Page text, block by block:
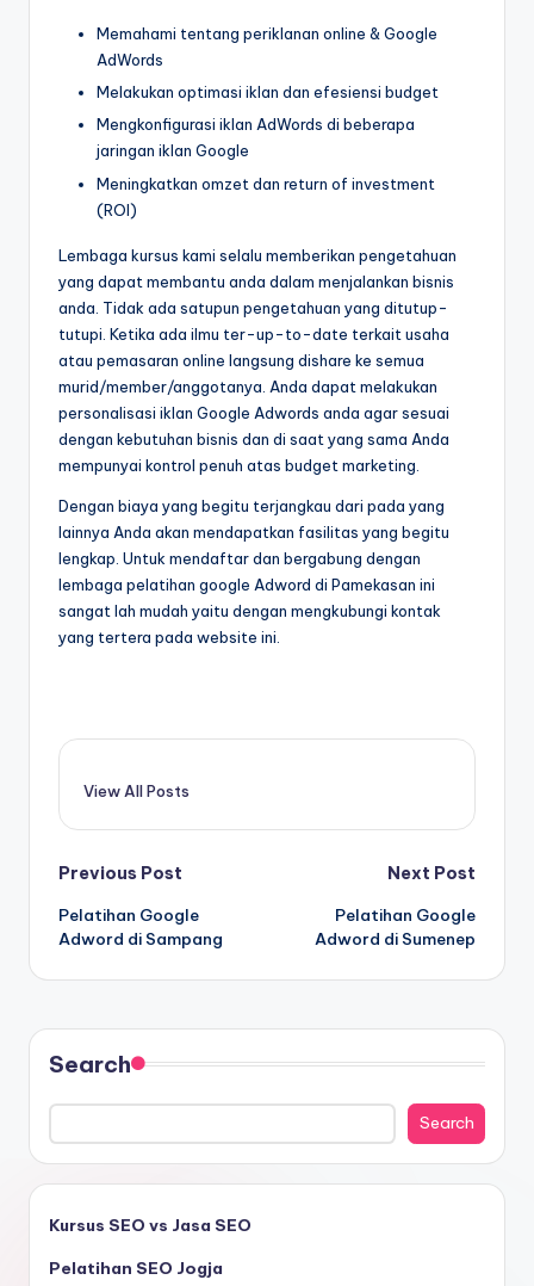
Memahami tentang periklanan online & Google
AdWords
Melakukan optimasi iklan dan efesiensi budget
Mengkonfigurasi iklan AdWords di beberapa
jaringan iklan Google
Meningkatkan omzet dan return of investment
(ROI)
Lembaga kursus kami selalu memberikan pengetahuan
yang dapat membantu anda dalam menjalankan bisnis
anda. Tidak ada satupun pengetahuan yang ditutup-
tutupi. Ketika ada ilmu ter-up-to-date terkait usaha
atau pemasaran online langsung dishare ke semua
murid/member/anggotanya. Anda dapat melakukan
personalisasi iklan Google Adwords anda agar sesuai
dengan kebutuhan bisnis dan di saat yang sama Anda
mempunyai kontrol penuh atas budget marketing.
Dengan biaya yang begitu terjangkau dari pada yang
lainnya Anda akan mendapatkan fasilitas yang begitu
lengkap. Untuk mendaftar dan bergabung dengan
lembaga pelatihan google Adword di Pamekasan ini
sangat lah mudah yaitu dengan mengkubungi kontak
yang tertera pada website ini.
View All Posts
Previous Post
Pelatihan Google
Adword di Sampang
Next Post
Pelatihan Google
Adword di Sumenep
Search
Search
Kursus SEO vs Jasa SEO
Pelatihan SEO Jogja